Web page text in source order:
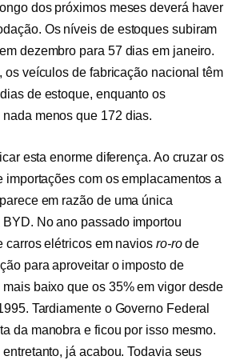
dos próximos meses deverá haver
Os níveis de estoques subiram
dezembro para 57 dias em janeiro.
os veículos de fabricação nacional têm
de estoque, enquanto os
nada menos que 172 dias.
esta enorme diferença. Ao cruzar os
importações com os emplacamentos a
em razão de uma única
BYD. No ano passado importou
carros elétricos em navios ro-rode
para aproveitar o imposto de
mais baixo que os 35% em vigor desde
Tardiamente o Governo Federal
da manobra e ficou por isso mesmo.
já acabou. Todavia seus